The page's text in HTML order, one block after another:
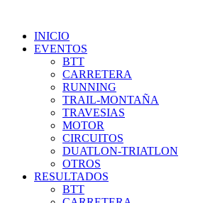
INICIO
EVENTOS
BTT
CARRETERA
RUNNING
TRAIL-MONTAÑA
TRAVESIAS
MOTOR
CIRCUITOS
DUATLON-TRIATLON
OTROS
RESULTADOS
BTT